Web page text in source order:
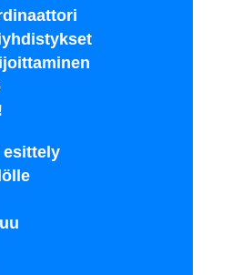
esittely